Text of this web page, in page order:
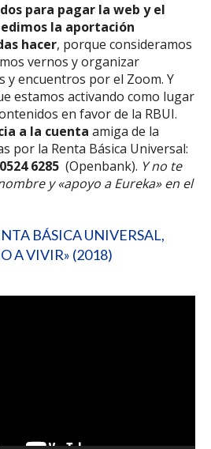
para pagar la web y el
la aportación
hacer, porque consideramos
vernos y organizar
y encuentros por el Zoom. Y
estamos activando como lugar
en favor de la RBUI.
a la cuenta amiga de la
por la Renta Básica Universal:
6285 (Openbank). Y no te
y «apoyo a Eureka» en el
BÁSICA UNIVERSAL,
A VIVIR» (2018)